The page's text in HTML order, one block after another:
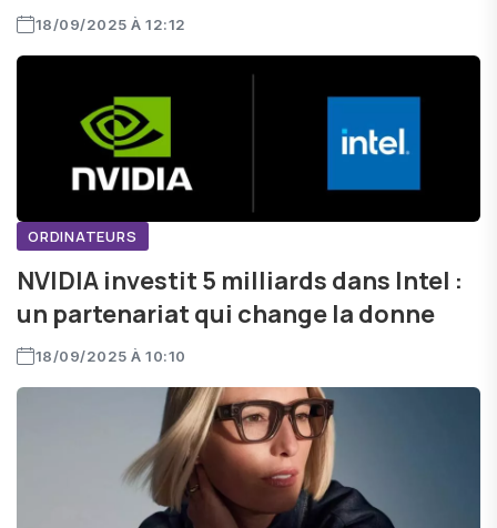
18/09/2025 À 12:12
ORDINATEURS
NVIDIA investit 5 milliards dans Intel :
un partenariat qui change la donne
18/09/2025 À 10:10